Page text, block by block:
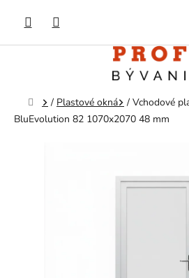
obsah
Domov
/ Plastové okná / Vchodové
BluEvolution 82 1070x2070 48 mm